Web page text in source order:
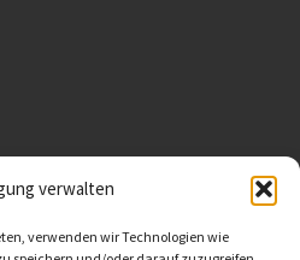
verwalten
verwenden wir Technologien wie